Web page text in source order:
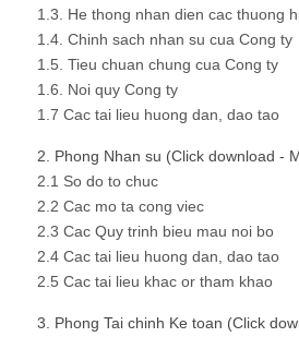
1.3. He thong nhan dien cac thuong
1.4. Chinh sach nhan su cua Cong ty
1.5. Tieu chuan chung cua Cong ty
1.6. Noi quy Cong ty
1.7 Cac tai lieu huong dan, dao tao
2. Phong Nhan su (Click download -
2.1 So do to chuc
2.2 Cac mo ta cong viec
2.3 Cac Quy trinh bieu mau noi bo
2.4 Cac tai lieu huong dan, dao tao
2.5 Cac tai lieu khac or tham khao
3. Phong Tai chinh Ke toan (Click